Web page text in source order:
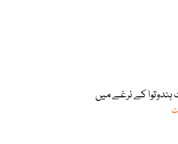
ہندوتوا کے نرغے میں